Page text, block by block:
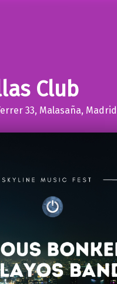
Club
33, Malasaña, Madrid